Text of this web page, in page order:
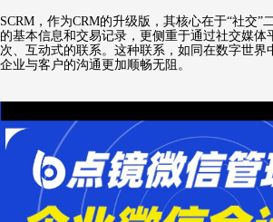
SCRM，作为CRM的升级版，其核心在于“社交”
的基本信息和交易记录，更侧重于通过社交媒体
次、互动式的联系。这种联系，如同在数字世界
企业与客户的沟通更加顺畅无阻。